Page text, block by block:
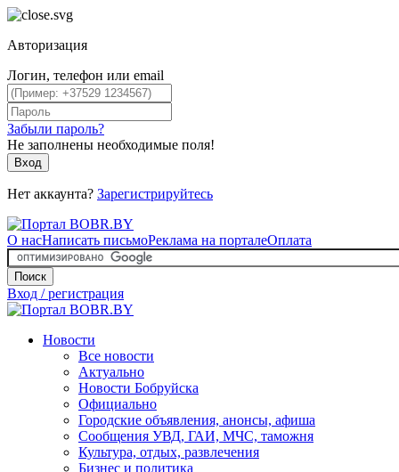
Авторизация
Логин, телефон или email
Забыли пароль?
Не заполнены необходимые поля!
Вход
Нет аккаунта? Зарегистрируйтесь
О насНаписать письмоРеклама на порталеОплата
Поиск
Вход / регистрация
Новости
Все новости
Актуально
Новости Бобруйска
Официально
Городские объявления, анонсы, афиша
Сообщения УВД, ГАИ, МЧС, таможня
Культура, отдых, развлечения
Бизнес и политика